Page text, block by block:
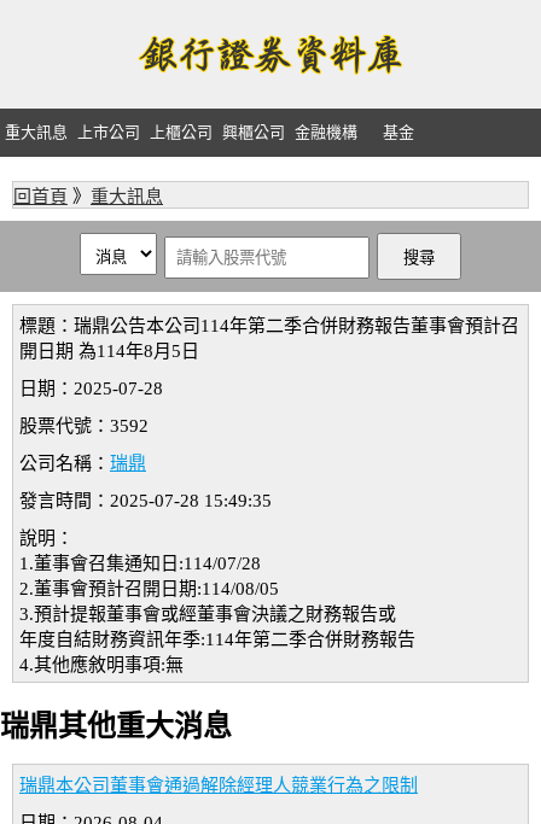
重大訊息 上市公司 上櫃公司 興櫃公司 金融機構 基金
回首頁 》 重大訊息
標題：瑞鼎公告本公司114年第二季合併財務報告董事會預計召
開日期 為114年8月5日
日期：2025-07-28
股票代號：3592
公司名稱： 瑞鼎
發言時間：2025-07-28 15:49:35
說明：
1.董事會召集通知日:114/07/28
2.董事會預計召開日期:114/08/05
3.預計提報董事會或經董事會決議之財務報告或
年度自結財務資訊年季:114年第二季合併財務報告
4.其他應敘明事項:無
瑞鼎其他重大消息
瑞鼎本公司董事會通過解除經理人競業行為之限制